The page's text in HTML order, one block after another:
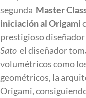
segunda Master
iniciación al Origami
prestigioso
Sato el diseñador
volumétricos como
geométricos, la
Origami,